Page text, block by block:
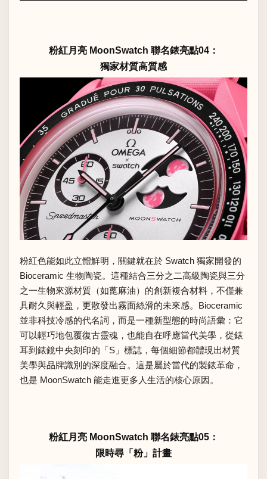
粉紅月亮 MoonSwatch 聯名錶亮點04：
獨家材質高質感
粉紅色能如此立體鮮明，關鍵就在於 Swatch 獨家開發的
Bioceramic 生物陶瓷。這種結合三分之二高級陶瓷與三分
之一生物來源材質（如蓖麻油）的創新複合材料，不僅兼
具耐久與輕盈，更散發出霧面絲滑的未來感。Bioceramic
並非科技冷感的代名詞，而是一種新型態的時尚語彙：它
可以輕巧地包覆復古靈魂，也能自在呼應當代美學，從錶
耳到錶鏡中央刻印的「S」標誌，每個細節都體現出材質
美學與品牌識別的深度融合。這是屬於當代的製錶革命，
也是 MoonSwatch 能走進更多人生活的核心原因。
粉紅月亮 MoonSwatch 聯名錶亮點05：
限時尋「粉」計畫